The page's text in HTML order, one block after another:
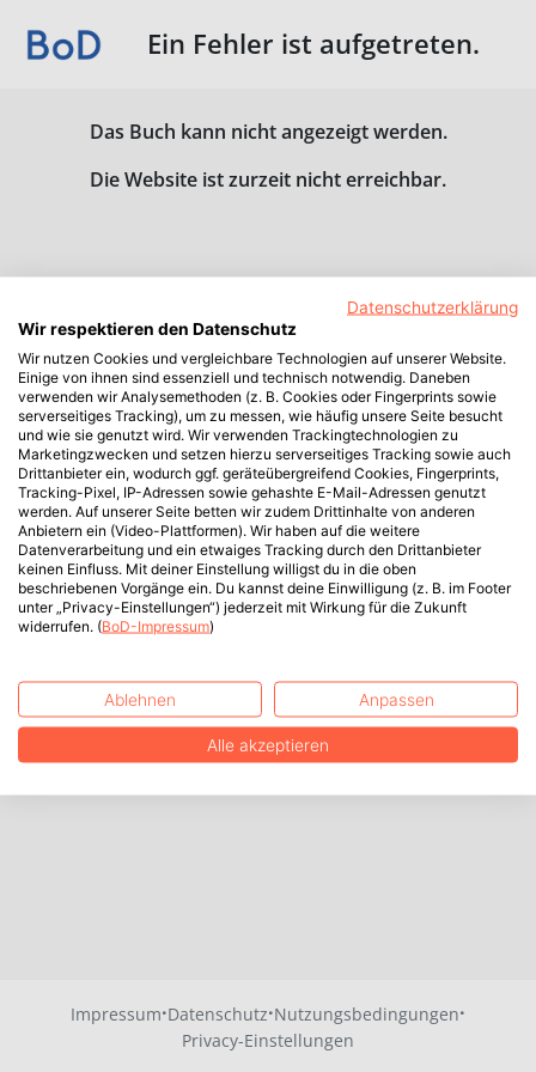
Ein Fehler ist aufgetreten.
Das Buch kann nicht angezeigt werden.
Die Website ist zurzeit nicht erreichbar.
Impressum·Datenschutz·Nutzungsbedingungen·
Privacy-Einstellungen
Datenschutzerklärung
Wir respektieren den Datenschutz
Wir nutzen Cookies und vergleichbare Technologien auf unserer Website.
Einige von ihnen sind essenziell und technisch notwendig. Daneben
verwenden wir Analysemethoden (z. B. Cookies oder Fingerprints sowie
serverseitiges Tracking), um zu messen, wie häufig unsere Seite besucht
und wie sie genutzt wird. Wir verwenden Trackingtechnologien zu
Marketingzwecken und setzen hierzu serverseitiges Tracking sowie auch
Drittanbieter ein, wodurch ggf. geräteübergreifend Cookies, Fingerprints,
Tracking-Pixel, IP-Adressen sowie gehashte E-Mail-Adressen genutzt
werden. Auf unserer Seite betten wir zudem Drittinhalte von anderen
Anbietern ein (Video-Plattformen). Wir haben auf die weitere
Datenverarbeitung und ein etwaiges Tracking durch den Drittanbieter
keinen Einfluss. Mit deiner Einstellung willigst du in die oben
beschriebenen Vorgänge ein. Du kannst deine Einwilligung (z. B. im Footer
unter „Privacy-Einstellungen“) jederzeit mit Wirkung für die Zukunft
widerrufen. (BoD-Impressum)
Ablehnen Anpassen
Alle akzeptieren